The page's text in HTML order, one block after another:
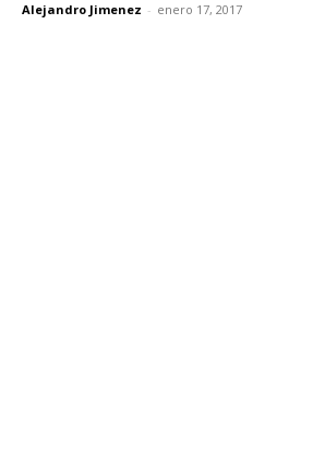
Alejandro Jimenez - enero 17, 2017